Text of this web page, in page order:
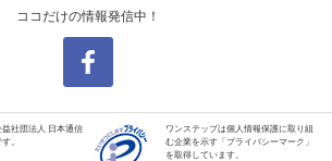
ココだけの情報発信中！
社団法人 日本通信
。
ワンステップは個人情報保護に取り組
む企業を示す「プライバシーマーク」
を取得しています。